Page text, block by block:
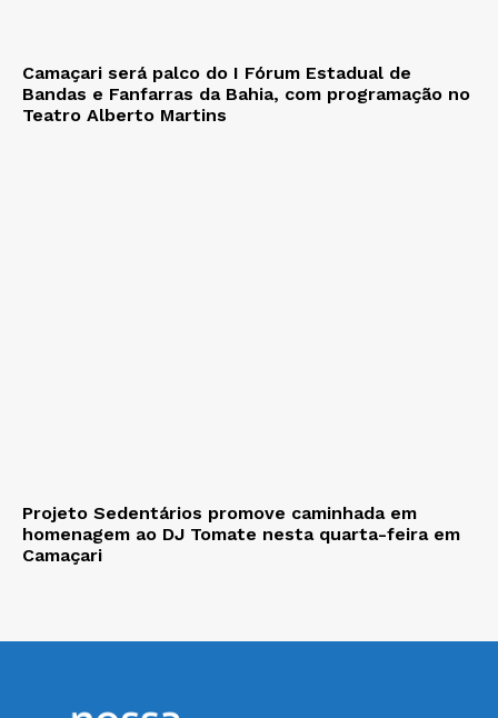
Camaçari será palco do I Fórum Estadual de
Bandas e Fanfarras da Bahia, com programação no
Teatro Alberto Martins
Projeto Sedentários promove caminhada em
homenagem ao DJ Tomate nesta quarta-feira em
Camaçari